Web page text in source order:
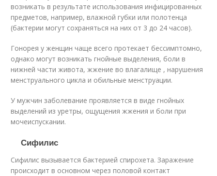
возникать в результате использования инфицированных
предметов, например, влажной губки или полотенца
(бактерии могут сохраняться на них от 3 до 24 часов).
Гонорея у женщин чаще всего протекает бессимптомно,
однако могут возникать гнойные выделения, боли в
нижней части живота, жжение во влагалище , нарушения
менструального цикла и обильные менструации.
У мужчин заболевание проявляется в виде гнойных
выделений из уретры, ощущения жжения и боли при
мочеиспускании.
Сифилис
Сифилис вызывается бактерией спирохета. Заражение
происходит в основном через половой контакт